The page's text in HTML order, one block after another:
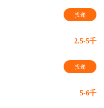
投递
2.5-5千
投递
5-6千